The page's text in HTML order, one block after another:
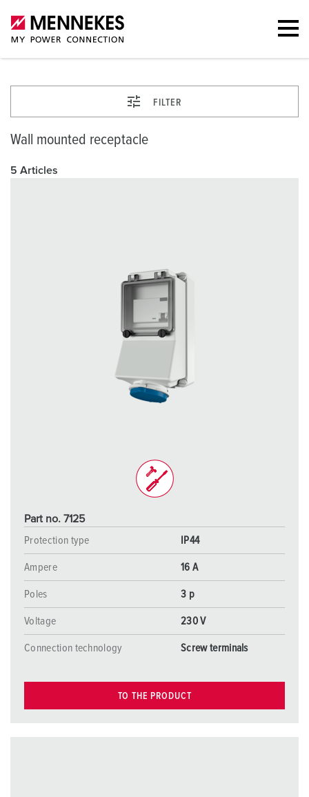
FILTER
Wall mounted receptacle
5 Articles
Part no. 7125
Protection type
IP44
Ampere 16 A
Poles 3 p
Voltage 230 V
Connection technology Screw terminals
TO THE PRODUCT